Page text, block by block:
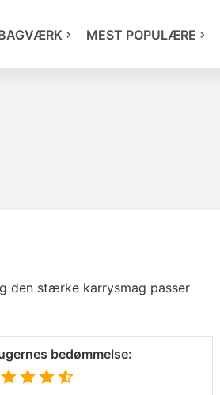
MEST POPULÆRE
den stærke karrysmag passer
bedømmelse: